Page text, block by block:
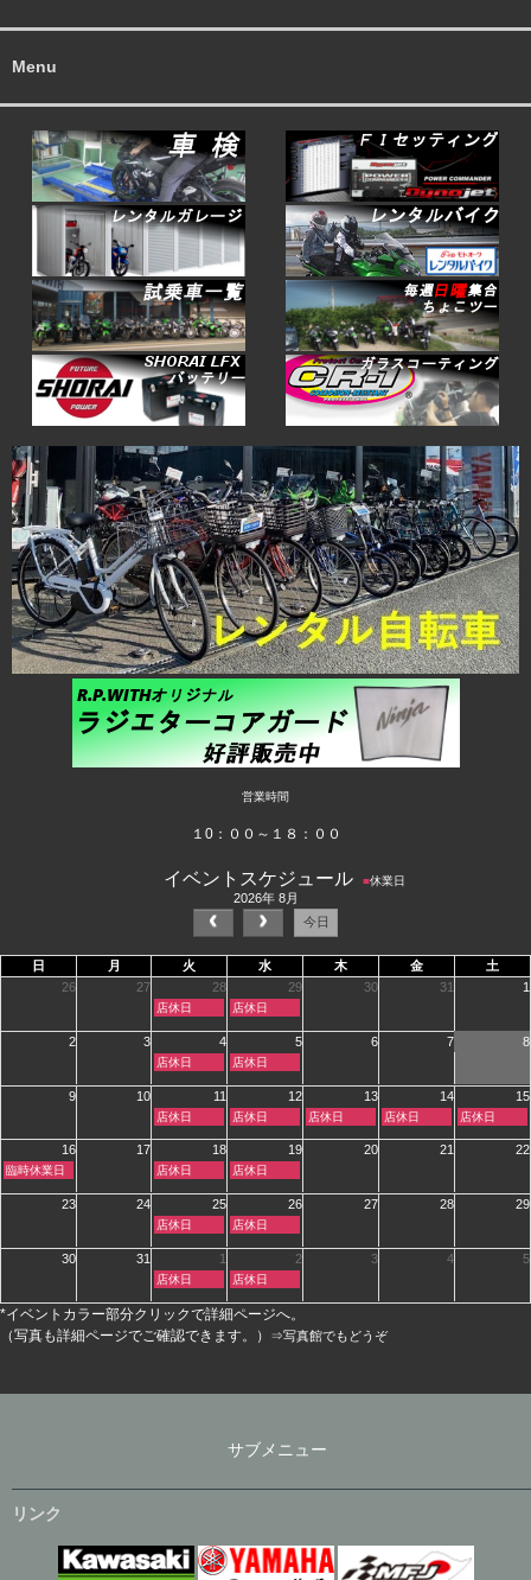
ゲ
ー
Menu
営業時間
１0：００～１８：００
イベントスケジュール ■休業日
2026年 8月
今日
日 月 火 水 木 金
土
26
27 28 29 30 31 1
火
曜
日,
月
2026
店休日
水
曜
日,
月
2026
店休日
2 3 4 5 6 7 8
火
曜
日,
月
店休日
水
曜
日,
月
店休日
9 10 11 12 13 14 15
火
曜
日,
月
店休日
水
曜
日,
月
店休日
木
曜
日,
店休日
金
曜
日,
店休日
土
曜
日,
店休日
16 17 18 19 20 21 22
日
曜
日,
臨時休業日
火
曜
日,
月
店休日
水
曜
日,
月
店休日
23 24 25 26 27 28 29
火
曜
日,
月
2026
店休日
水
曜
日,
月
2026
店休日
30 31 1 2 3 4 5
火
曜
日,
9
月
店休日
水
曜
日,
9
月
店休日
*イベントカラー部分クリックで詳細ページへ。
（写真も詳細ページでご確認できます。）
⇒写真館でもどうぞ
サブメニュー
リンク